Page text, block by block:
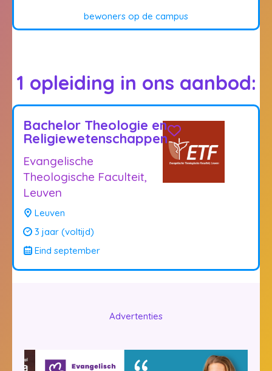
bewoners op de campus
1 opleiding in ons aanbod:
Bachelor Theologie en
Religiewetenschappen
Evangelische
Theologische Faculteit,
Leuven
Leuven
3 jaar (voltijd)
Eind september
Advertenties